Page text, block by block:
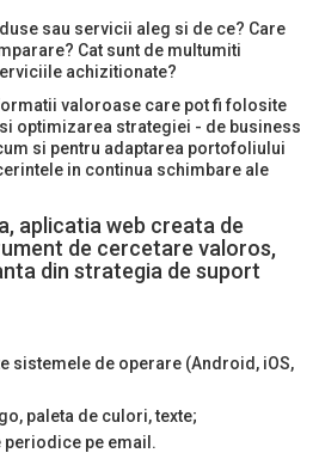
sau servicii aleg si de ce? Care
Cat sunt de multumiti
achizitionate?
valoroase care pot fi folosite
optimizarea strategiei - de business
si pentru adaptarea portofoliului
in continua schimbare ale
aplicatia web creata de
de cercetare valoros,
din strategia de suport
sistemele de operare (Android, iOS,
paleta de culori, texte;
pe email.